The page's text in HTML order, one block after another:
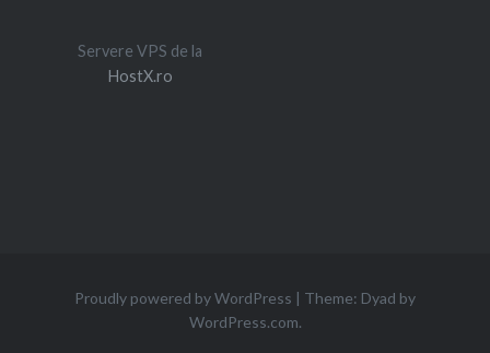
Servere VPS de la
HostX.ro
Proudly powered by WordPress | Theme: Dyad by
WordPress.com.